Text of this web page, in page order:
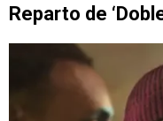
Reparto de